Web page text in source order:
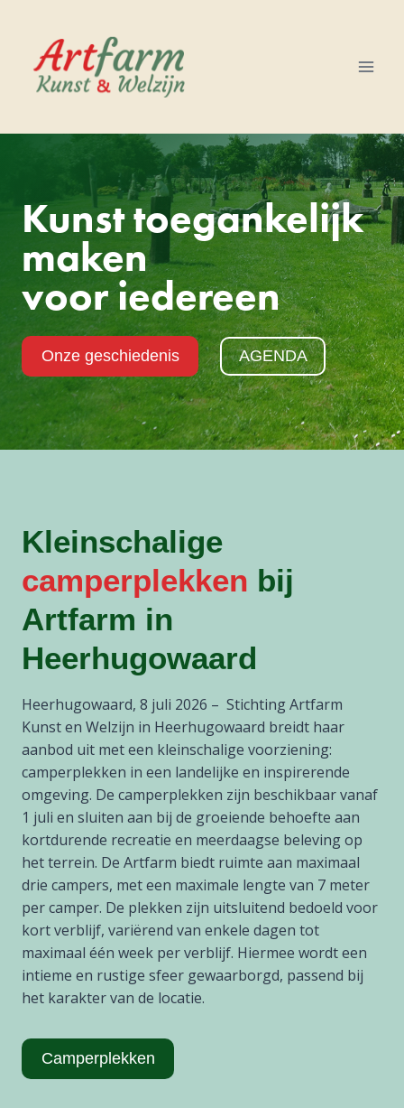
inhoud
Kunst toegankelijk
maken
voor iedereen
Onze geschiedenis AGENDA
Kleinschalige
camperplekken bij
Artfarm in
Heerhugowaard
Heerhugowaard, 8 juli 2026 – Stichting Artfarm
Kunst en Welzijn in Heerhugowaard breidt haar
aanbod uit met een kleinschalige voorziening:
camperplekken in een landelijke en inspirerende
omgeving. De camperplekken zijn beschikbaar vanaf
1 juli en sluiten aan bij de groeiende behoefte aan
kortdurende recreatie en meerdaagse beleving op
het terrein. De Artfarm biedt ruimte aan maximaal
drie campers, met een maximale lengte van 7 meter
per camper. De plekken zijn uitsluitend bedoeld voor
kort verblijf, variërend van enkele dagen tot
maximaal één week per verblijf. Hiermee wordt een
intieme en rustige sfeer gewaarborgd, passend bij
het karakter van de locatie.
Camperplekken